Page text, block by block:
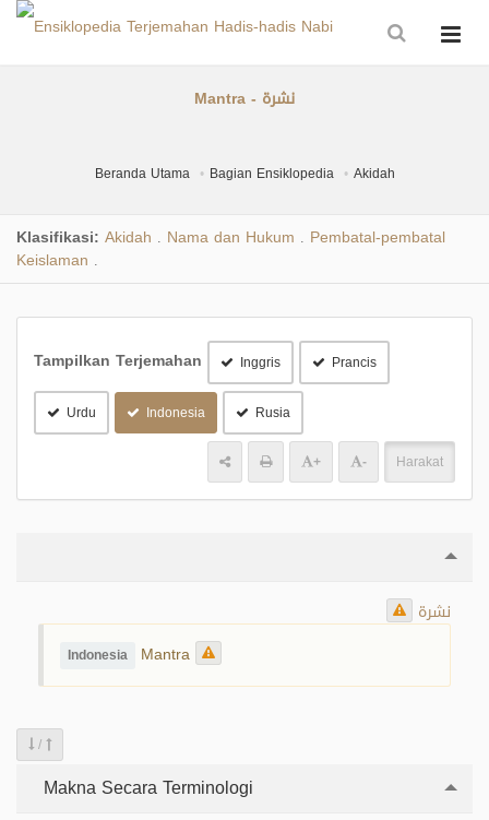
Mantra - نشرة
Beranda Utama Bagian Ensiklopedia Akidah
Klasifikasi: Akidah Nama dan Hukum Pembatal-pembatal
Keislaman
Tampilkan Terjemahan Inggris Prancis
Urdu Indonesia Rusia
+ - Harakat
نشرة
Indonesia Mantra
/
Makna Secara Terminologi